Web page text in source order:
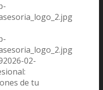
2026-02-
de tu